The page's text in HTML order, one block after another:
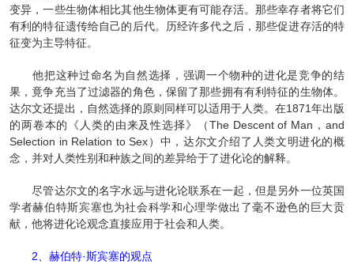
变异，一些生物体相比其他生物体更有可能存活。那些幸存者将它们
有利的特征遗传给自己的后代。历经许多代之后，那些促进存活的特
征变为主导特征。
他把这种过命名为自然选择，强调一个物种的进化是竞争的结
果，竟争充当了过滤器的角色，保留了那些拥有有利特征的生物体。
达尔文还提出，自然选择的原则同样可以适用于人类。在1871年出版
的两卷本的《人类的由来及性选择》（The Descent of Man，and
Selection in Relation to Sex）中，达尔文介绍了人类文明进化的概
念，并对人类性别和种族之间的差异给于了进化论的解释。
尽管达尔文的名字水远与进化论联系在一起，但是另外一位英国
学者赫伯特斯宾塞也为社会科学和心理学做出了毫不逊色的巨大贡
献，他将进化论观念直接应用于社会和人类。
2、赫伯特·斯宾塞的观点